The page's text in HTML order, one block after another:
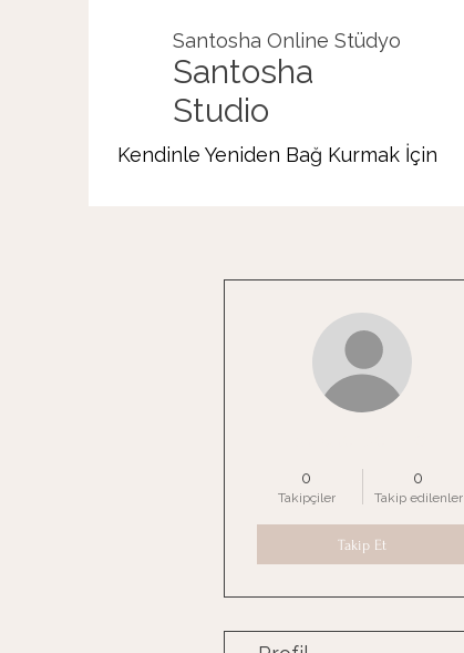
Santosha Online Stüdyo
Santosha
Studio
Kendinle Yeniden Bağ Kurmak İçin
0
Takipçiler
0
Takip edilenler
Takip Et